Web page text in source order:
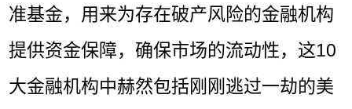
准基金，用来为存在破产风险的金融机构
提供资金保障，确保市场的流动性，这10
大金融机构中赫然包括刚刚逃过一劫的美